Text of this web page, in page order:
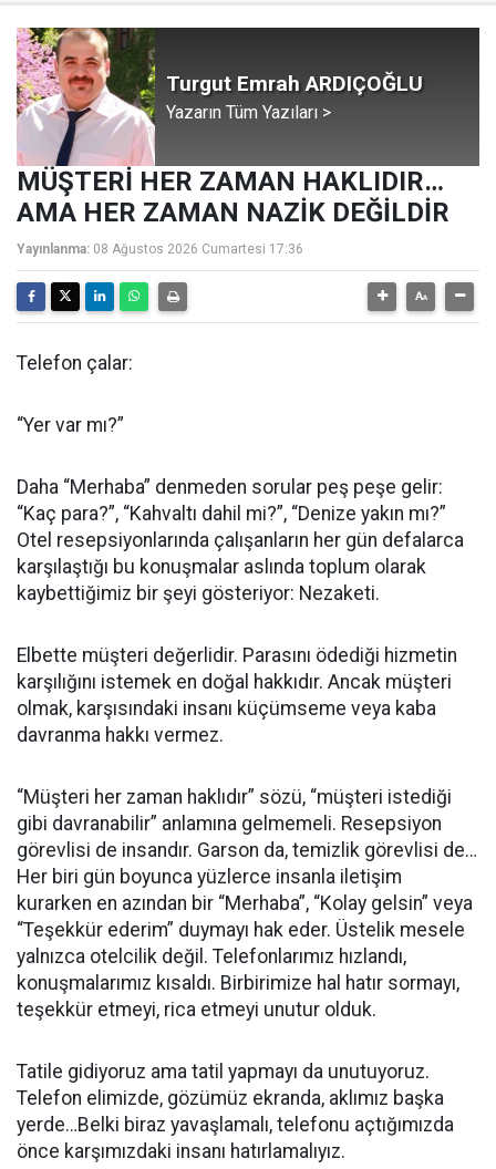
Turgut Emrah ARDIÇOĞLU
Yazarın Tüm Yazıları >
MÜŞTERİ HER ZAMAN HAKLIDIR…
AMA HER ZAMAN NAZİK DEĞİLDİR
Yayınlanma: 08 Ağustos 2026 Cumartesi 17:36
Telefon çalar:
“Yer var mı?”
Daha “Merhaba” denmeden sorular peş peşe gelir:
“Kaç para?”, “Kahvaltı dahil mi?”, “Denize yakın mı?”
Otel resepsiyonlarında çalışanların her gün defalarca
karşılaştığı bu konuşmalar aslında toplum olarak
kaybettiğimiz bir şeyi gösteriyor: Nezaketi.
Elbette müşteri değerlidir. Parasını ödediği hizmetin
karşılığını istemek en doğal hakkıdır. Ancak müşteri
olmak, karşısındaki insanı küçümseme veya kaba
davranma hakkı vermez.
“Müşteri her zaman haklıdır” sözü, “müşteri istediği
gibi davranabilir” anlamına gelmemeli. Resepsiyon
görevlisi de insandır. Garson da, temizlik görevlisi de…
Her biri gün boyunca yüzlerce insanla iletişim
kurarken en azından bir “Merhaba”, “Kolay gelsin” veya
“Teşekkür ederim” duymayı hak eder. Üstelik mesele
yalnızca otelcilik değil. Telefonlarımız hızlandı,
konuşmalarımız kısaldı. Birbirimize hal hatır sormayı,
teşekkür etmeyi, rica etmeyi unutur olduk.
Tatile gidiyoruz ama tatil yapmayı da unutuyoruz.
Telefon elimizde, gözümüz ekranda, aklımız başka
yerde…Belki biraz yavaşlamalı, telefonu açtığımızda
önce karşımızdaki insanı hatırlamalıyız.